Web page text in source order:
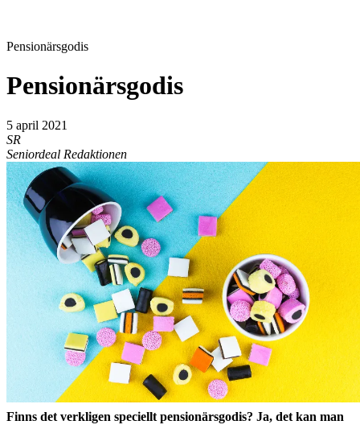
Pensionärsgodis
Pensionärsgodis
5 april 2021
SR
Seniordeal Redaktionen
Finns det verkligen speciellt pensionärsgodis? Ja, det kan man